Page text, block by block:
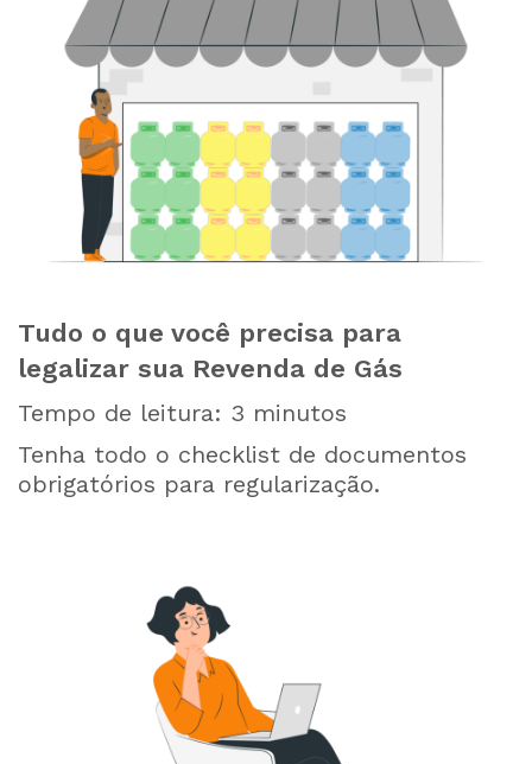
Tudo o que você precisa para
legalizar sua Revenda de Gás
Tempo de leitura: 3 minutos
Tenha todo o checklist de documentos
obrigatórios para regularização.